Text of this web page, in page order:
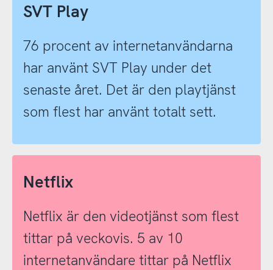
SVT Play
76 procent av internetanvändarna
har använt SVT Play under det
senaste året. Det är den playtjänst
som flest har använt totalt sett.
Netflix
Netflix är den videotjänst som flest
tittar på veckovis. 5 av 10
internetanvändare tittar på Netflix